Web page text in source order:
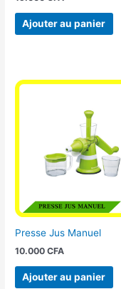
Ajouter au panier
Presse Jus Manuel
10.000CFA
Ajouter au panier